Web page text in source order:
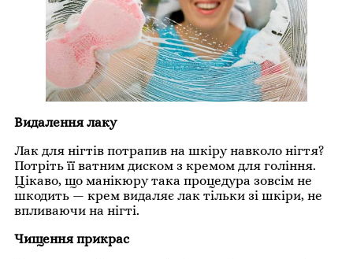
Видалення лаку
Лак для нігтів потрапив на шкіру навколо нігтя?
Потріть її ватним диском з кремом для гоління.
Цікаво, що манікюру така процедура зовсім не
шкодить — крем видаляє лак тільки зі шкіри, не
впливаючи на нігті.
Чищення прикрас